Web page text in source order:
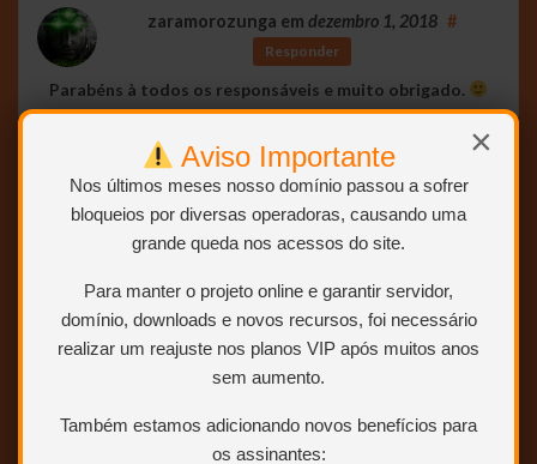
×
Aviso Importante
Nos últimos meses nosso domínio passou a sofrer
bloqueios por diversas operadoras, causando uma
grande queda nos acessos do site.
Para manter o projeto online e garantir servidor,
domínio, downloads e novos recursos, foi necessário
realizar um reajuste nos planos VIP após muitos anos
sem aumento.
Também estamos adicionando novos benefícios para
os assinantes:
zaramorozunga em dezembro 1, 2018 #
Responder
Parabéns à todos os responsáveis e muito obrigado.
João Batista emdezembro 1, 2018 #
Responder
Maravilhoso trabalho em equipe! Obrigado a todos!
#